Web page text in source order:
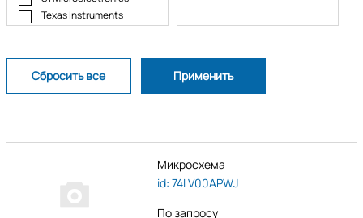
Texas Instruments
Микросхема
id: 74LV00APWJ
По запросу